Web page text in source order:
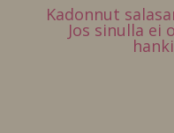
Kadonnut
Jos sinulla ei